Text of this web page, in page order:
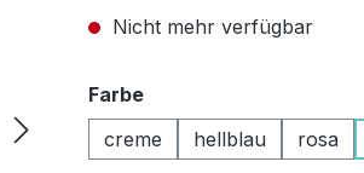
Nicht mehr verfügbar
Farbeauswählen
creme
hellblau rosa